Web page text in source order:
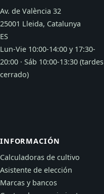
Av. de València 32
25001 Lleida, Catalunya
ES
Lun-Vie 10:00-14:00 y 17:30-
20:00 · Sáb 10:00-13:30 (tardes
cerrado)
INFORMACIÓN
Calculadoras de cultivo
Asistente de elección
Marcas y bancos